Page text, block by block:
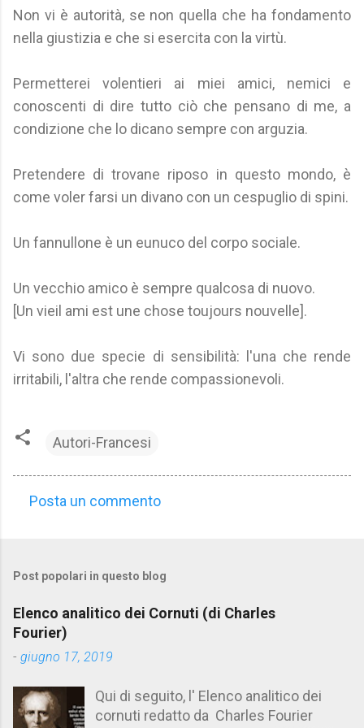
Non vi è autorità, se non quella che ha fondamento
nella giustizia e che si esercita con la virtù.
Permetterei volentieri ai miei amici, nemici e
conoscenti di dire tutto ciò che pensano di me, a
condizione che lo dicano sempre con arguzia.
Pretendere di trovane riposo in questo mondo, è
come voler farsi un divano con un cespuglio di spini.
Un fannullone è un eunuco del corpo sociale.
Un vecchio amico è sempre qualcosa di nuovo.
[Un vieil ami est une chose toujours nouvelle].
Vi sono due specie di sensibilità: l'una che rende
irritabili, l'altra che rende compassionevoli.
Autori-Francesi
m
e
n
t
Posta un commento
Post popolari in questo blog
Elenco analitico dei Cornuti (di Charles
Fourier)
- giugno 17, 2019
Qui di seguito, l' Elenco analitico dei
cornuti redatto da Charles Fourier